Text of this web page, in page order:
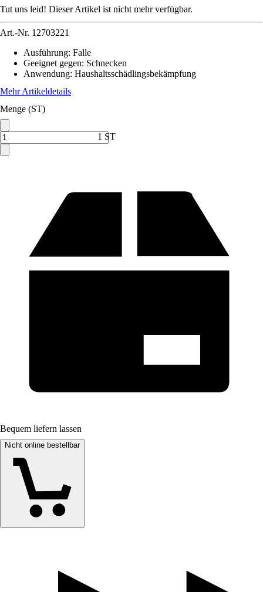
Tut uns leid! Dieser Artikel ist nicht mehr verfügbar.
Art.-Nr. 12703221
Ausführung: Falle
Geeignet gegen: Schnecken
Anwendung: Haushaltsschädlingsbekämpfung
Mehr Artikeldetails
Menge (ST)
1 ST
Bequem liefern lassen
Nicht online bestellbar